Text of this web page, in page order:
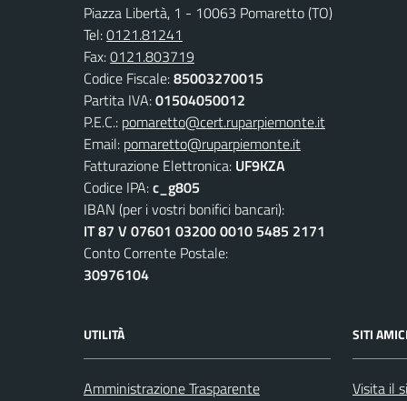
Piazza Libertà, 1 - 10063 Pomaretto (TO)
Tel:0121.81241
Fax:0121.803719
Codice Fiscale:85003270015
Partita IVA:01504050012
P.E.C.: pomaretto@cert.ruparpiemonte.it
Email: pomaretto@ruparpiemonte.it
Fatturazione Elettronica: UF9KZA
Codice IPA:c_g805
IBAN (per i vostri bonifici bancari):
IT 87 V 07601 03200 0010 5485 2171
Conto Corrente Postale:
30976104
UTILITÀ
Amministrazione Trasparente
SITI AMICI
Visita il